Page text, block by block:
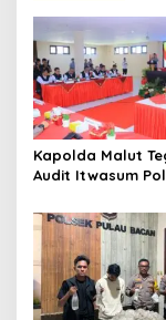
v
i
g
a
t
i
n
Kapolda Malut
Audit Itwasum
Akuntabilitas dan